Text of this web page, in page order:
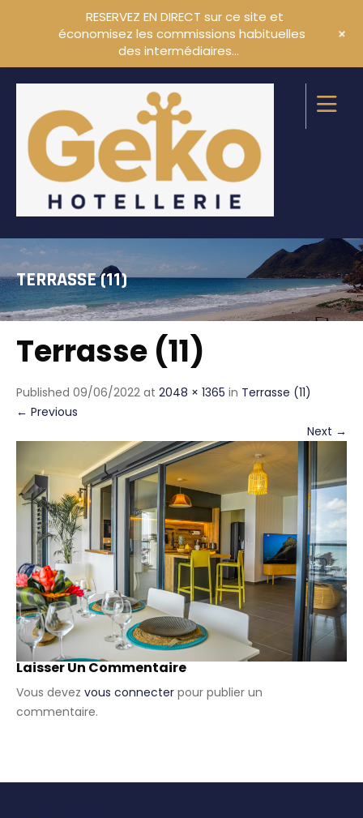
TERRASSE (11)
Terrasse (11)
Published 09/06/2022 at 2048 × 1365 in Terrasse (11)
← Previous
Next →
Laisser Un Commentaire
Vous devez vous connecter pour publier un
commentaire.
RESERVEZ EN DIRECT sur ce site et
économisez les commissions habituelles
des intermédiaires…
+